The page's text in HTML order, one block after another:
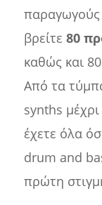
παραγωγούς
βρείτε 80
καθώς και
Από τα
synths
έχετε όλα
drum and
πρώτη